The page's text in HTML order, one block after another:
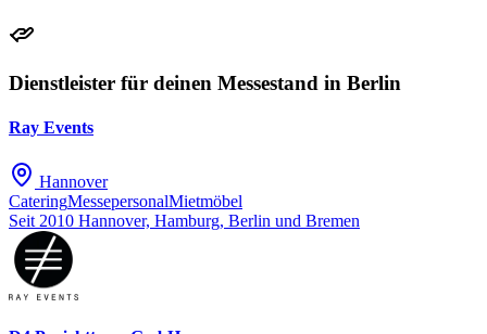
Dienstleister für deinen Messestand in Berlin
Ray Events
Hannover
CateringMessepersonalMietmöbel
Seit 2010 Hannover, Hamburg, Berlin und Bremen